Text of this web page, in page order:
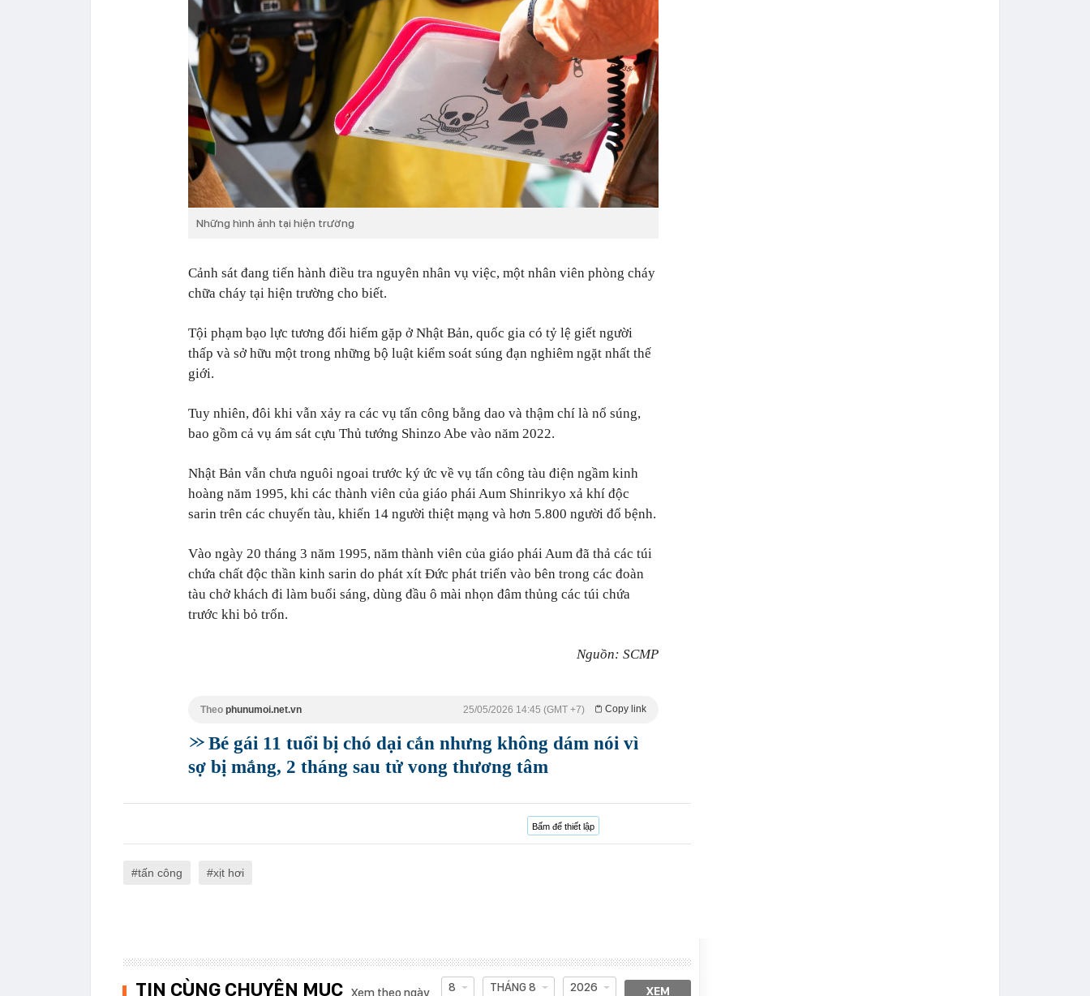
Những hình ảnh tại hiện trường
Cảnh sát đang tiến hành điều tra nguyên nhân vụ việc, một nhân viên phòng cháy
chữa cháy tại hiện trường cho biết.
Tội phạm bạo lực tương đối hiếm gặp ở Nhật Bản, quốc gia có tỷ lệ giết người
thấp và sở hữu một trong những bộ luật kiểm soát súng đạn nghiêm ngặt nhất thế
giới.
Tuy nhiên, đôi khi vẫn xảy ra các vụ tấn công bằng dao và thậm chí là nổ súng,
bao gồm cả vụ ám sát cựu Thủ tướng Shinzo Abe vào năm 2022.
Nhật Bản vẫn chưa nguôi ngoai trước ký ức về vụ tấn công tàu điện ngầm kinh
hoàng năm 1995, khi các thành viên của giáo phái Aum Shinrikyo xả khí độc
sarin trên các chuyến tàu, khiến 14 người thiệt mạng và hơn 5.800 người đổ bệnh.
Vào ngày 20 tháng 3 năm 1995, năm thành viên của giáo phái Aum đã thả các túi
chứa chất độc thần kinh sarin do phát xít Đức phát triển vào bên trong các đoàn
tàu chở khách đi làm buổi sáng, dùng đầu ô mài nhọn đâm thủng các túi chứa
trước khi bỏ trốn.
Nguồn: SCMP
Theo phunumoi.net.vn Copy link
25/05/2026 14:45 (GMT +7)
Bé gái 11 tuổi bị chó dại cắn nhưng không dám nói vì
sợ bị mắng, 2 tháng sau tử vong thương tâm
Bấm để thiết lập
tấn công xịt hơi
TIN CÙNG CHUYÊN MỤC 8 THÁNG 8 2026 XEM